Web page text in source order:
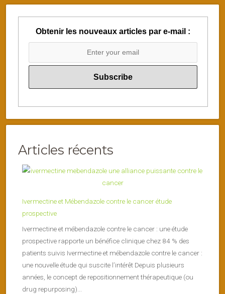
Obtenir les nouveaux articles par e-mail :
Articles récents
Ivermectine et Mébendazole contre le cancer étude
prospective
Ivermectine et mébendazole contre le cancer : une étude
prospective rapporte un bénéfice clinique chez 84 % des
patients suivis Ivermectine et mébendazole contre le cancer :
une nouvelle étude qui suscite l’intérêt Depuis plusieurs
années, le concept de repositionnement thérapeutique (ou
drug repurposing)...